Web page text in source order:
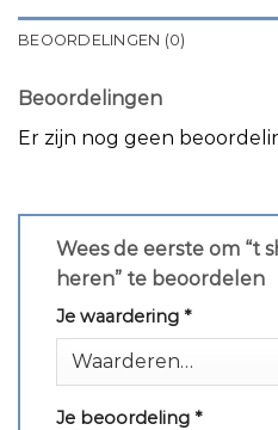
BEOORDELINGEN (0)
Beoordelingen
Er zijn nog geen
Wees de eerste om “t
heren” te beoordelen
Je waardering *
Je beoordeling *